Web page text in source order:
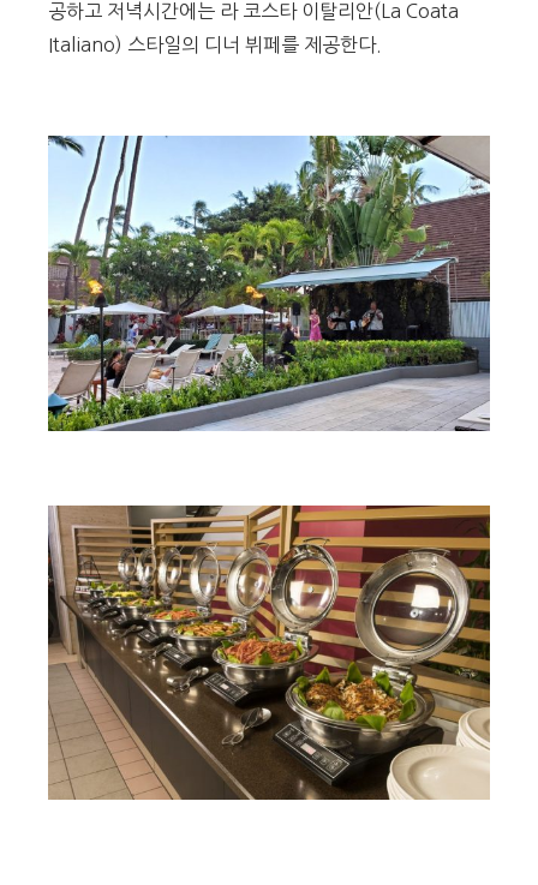
공하고 저녁시간에는 라 코스타 이탈리안(La Coata
Italiano) 스타일의 디너 뷔페를 제공한다.